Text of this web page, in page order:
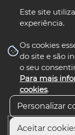
Este site
experiência.
Os cookies
do site e são
o seu
Para mais
cookies.
Personalizar
Aceitar
nos